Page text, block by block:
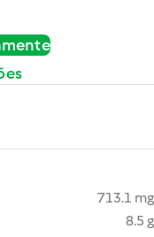
713.1 mg
8.5 g